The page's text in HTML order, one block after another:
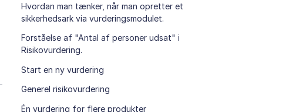
Hvordan man tænker, når man opretter et
sikkerhedsark via vurderingsmodulet.
Forståelse af "Antal af personer udsat" i
Risikovurdering.
Start en ny vurdering
Generel risikovurdering
Én vurdering for flere produkter